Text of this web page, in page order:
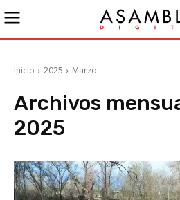
Inicio 2025 Marzo
Archivos
2025